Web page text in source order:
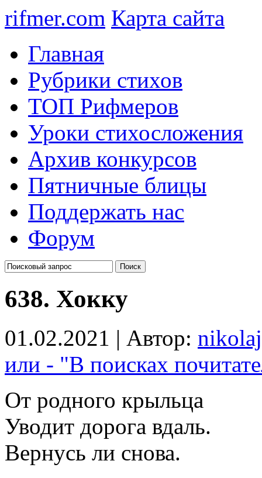
rifmer.com Карта сайта
Главная
Рубрики стихов
ТОП Рифмеров
Уроки стихосложения
Архив конкурсов
Пятничные блицы
Поддержать нас
Форум
638. Хокку
01.02.2021 | Автор: nikolaj
или - "В поисках
От родного крыльца
Уводит дорога вдаль.
Вернусь ли снова.